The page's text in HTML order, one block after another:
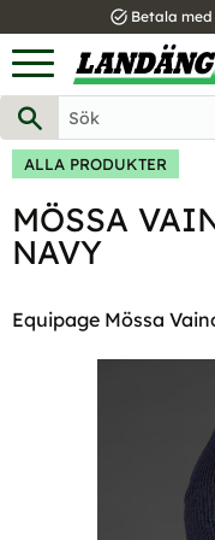
Meny
task_alt Betala
ALLA PRODUKTER
MÖSSA
NAVY
Equipage Mössa